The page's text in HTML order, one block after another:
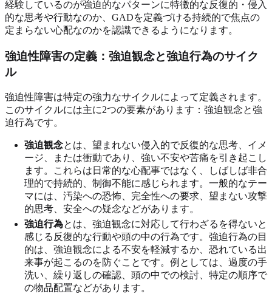
経験しているのが強迫的なパターンに特徴的な反復的・侵入
的な思考や行動なのか、GADを定義づける持続的で焦点の
定まらない心配なのかを認識できるようになります。
強迫性障害の定義：強迫観念と強迫行為のサイク
ル
強迫性障害は特定の強力なサイクルによって定義されます。
このサイクルには主に2つの要素があります：強迫観念と強
迫行為です。
強迫観念とは、望まれない侵入的で反復的な思考、イメ
ージ、または衝動であり、強い不安や苦痛を引き起こし
ます。これらは日常的な心配事ではなく、しばしば非合
理的で持続的、制御不能に感じられます。一般的なテー
マには、汚染への恐怖、完全性への要求、望まない攻撃
的思考、安全への疑念などがあります。
強迫行為とは、強迫観念に対応して行わざるを得ないと
感じる反復的な行動や頭の中の行為です。強迫行為の目
的は、強迫観念による不安を軽減するか、恐れている出
来事が起こるのを防ぐことです。例としては、過度の手
洗い、繰り返しの確認、頭の中での検討、特定の順序で
の物品配置などがあります。